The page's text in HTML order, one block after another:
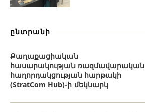
ընտրանի
Քաղաքացիական
հասարակության ռազմավարական
հաղորդակցության հարթակի
(StratCom Hub)-ի մեկնարկ